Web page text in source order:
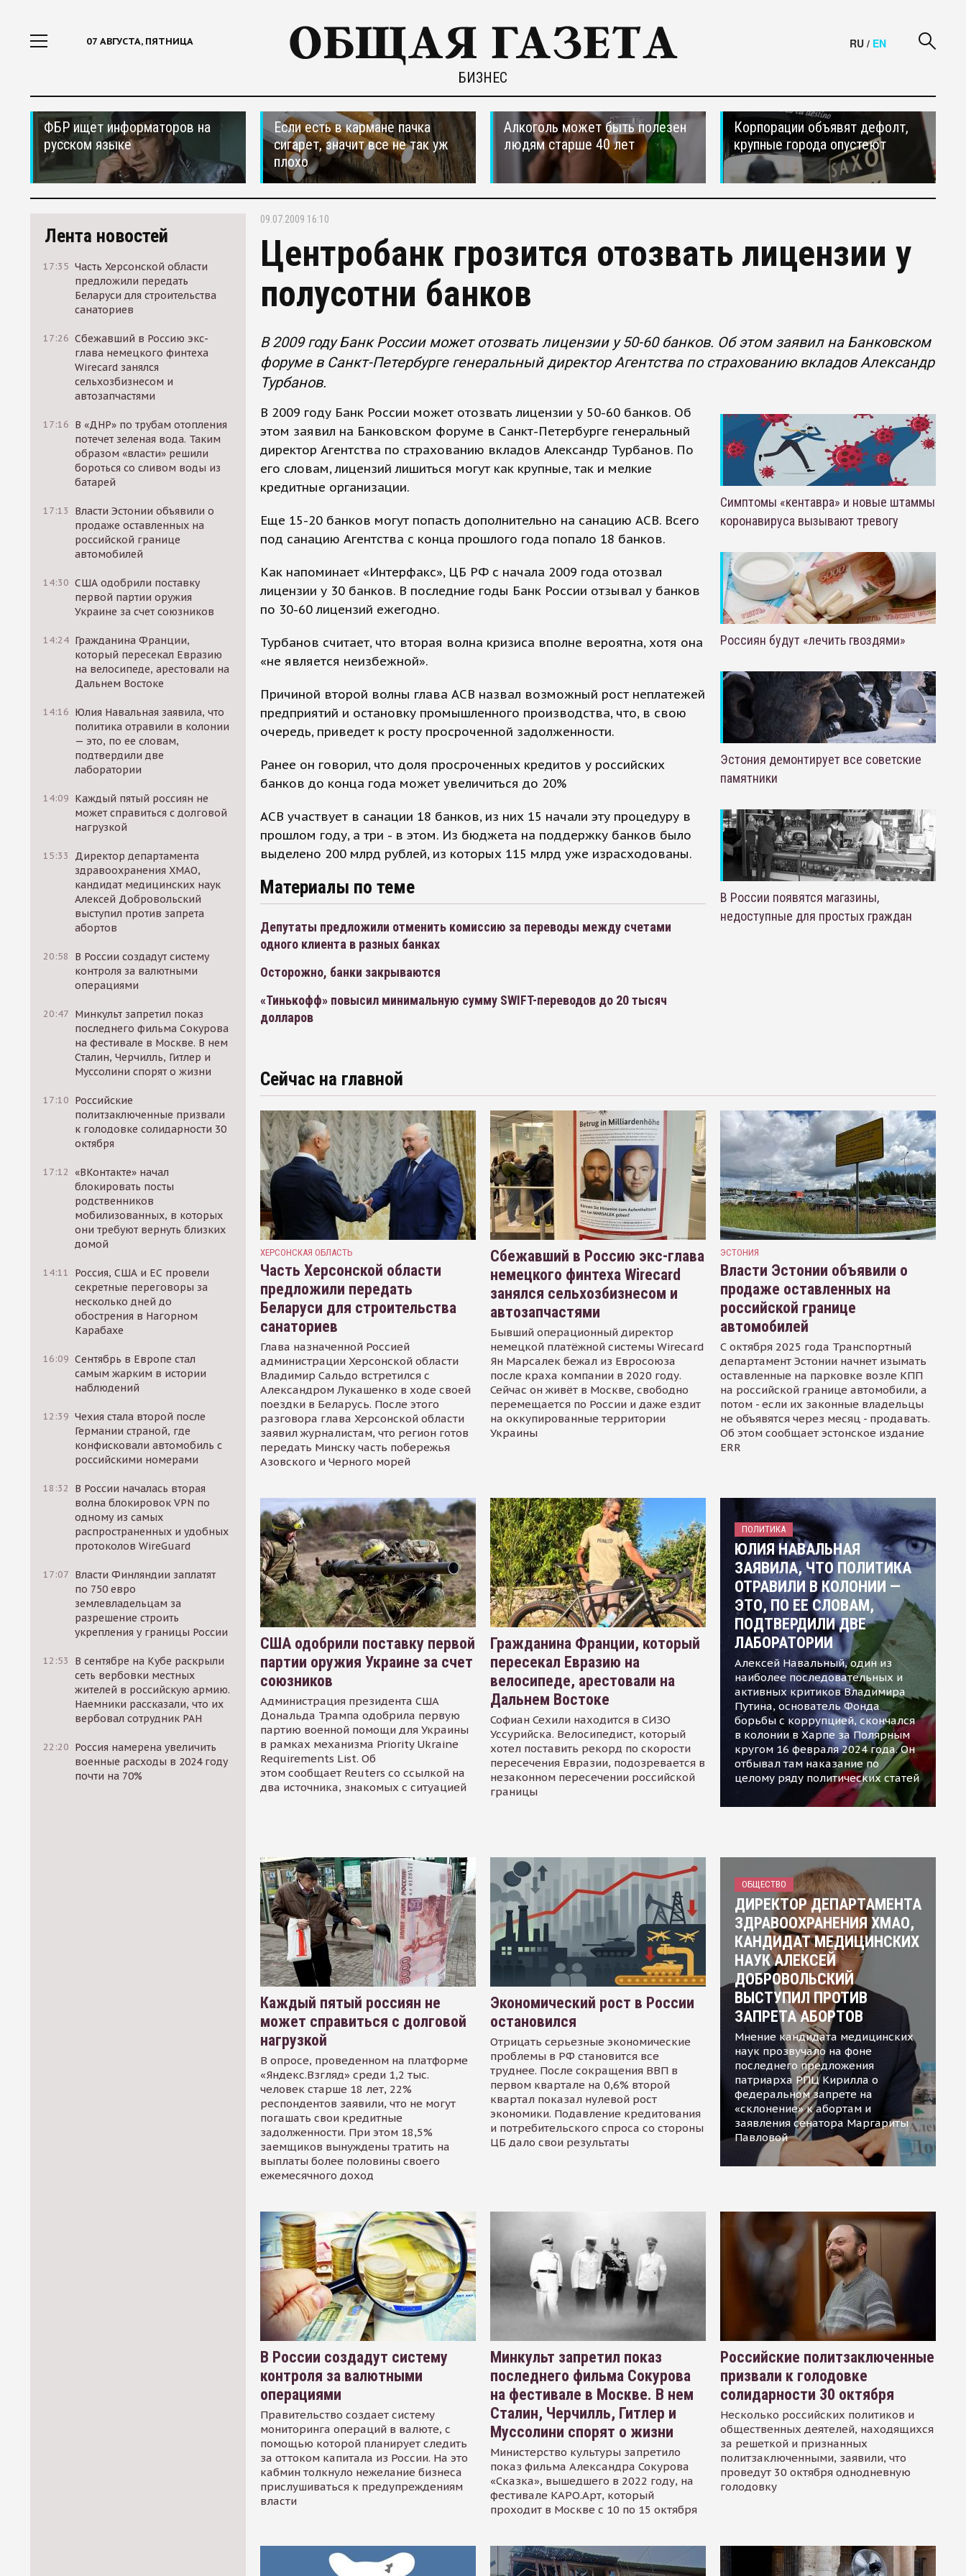
07 АВГУСТА, ПЯТНИЦА
БИЗНЕС
RU / EN
ФБР ищет информаторов на
русском языке
Если есть в кармане пачка
сигарет, значит все не так уж
плохо
Алкоголь может быть полезен
людям старше 40 лет
Корпорации объявят дефолт,
крупные города опустеют
Лента новостей
17:35 Часть Херсонской области
предложили передать
Беларуси для строительства
санаториев
17:26 Сбежавший в Россию экс-
глава немецкого финтеха
Wirecard занялся
сельхозбизнесом и
автозапчастями
17:16 В «ДНР» по трубам отопления
потечет зеленая вода. Таким
образом «власти» решили
бороться со сливом воды из
батарей
17:13
Власти Эстонии объявили о
продаже оставленных на
российской границе
автомобилей
14:30 США одобрили поставку
первой партии оружия
Украине за счет союзников
14:24 Гражданина Франции,
который пересекал Евразию
на велосипеде, арестовали на
Дальнем Востоке
14:16 Юлия Навальная заявила, что
политика отравили в колонии
— это, по ее словам,
подтвердили две
лаборатории
14:09 Каждый пятый россиян не
может справиться с долговой
нагрузкой
15:33
Директор департамента
здравоохранения ХМАО,
кандидат медицинских наук
Алексей Добровольский
выступил против запрета
абортов
20:58
В России создадут систему
контроля за валютными
операциями
20:47 Минкульт запретил показ
последнего фильма Сокурова
на фестивале в Москве. В нем
Сталин, Черчилль, Гитлер и
Муссолини спорят о жизни
17:10 Российские
политзаключенные призвали
к голодовке солидарности 30
октября
17:12 «ВКонтакте» начал
блокировать посты
родственников
мобилизованных, в которых
они требуют вернуть близких
домой
14:11
Россия, США и ЕС провели
секретные переговоры за
несколько дней до
обострения в Нагорном
Карабахе
16:09 Сентябрь в Европе стал
самым жарким в истории
наблюдений
12:39 Чехия стала второй после
Германии страной, где
конфисковали автомобиль с
российскими номерами
18:32
В России началась вторая
волна блокировок VPN по
одному из самых
распространенных и удобных
протоколов WireGuard
17:07 Власти Финляндии заплатят
по 750 евро
землевладельцам за
разрешение строить
укрепления у границы России
12:53
В сентябре на Кубе раскрыли
сеть вербовки местных
жителей в российскую армию.
Наемники рассказали, что их
вербовал сотрудник РАН
22:20 Россия намерена увеличить
военные расходы в 2024 году
почти на 70%
09.07.2009 16:10
Центробанк грозится отозвать лицензии у
полусотни банков
В 2009 году Банк России может отозвать лицензии у 50-60 банков. Об этом заявил на Банковском
форуме в Санкт-Петербурге генеральный директор Агентства по страхованию вкладов Александр
Турбанов.
В 2009 году Банк России может отозвать лицензии у 50-60 банков. Об
этом заявил на Банковском форуме в Санкт-Петербурге генеральный
директор Агентства по страхованию вкладов Александр Турбанов. По
его словам, лицензий лишиться могут как крупные, так и мелкие
кредитные организации.
Еще 15-20 банков могут попасть дополнительно на санацию АСВ. Всего
под санацию Агентства с конца прошлого года попало 18 банков.
Как напоминает «Интерфакс», ЦБ РФ с начала 2009 года отозвал
лицензии у 30 банков. В последние годы Банк России отзывал у банков
по 30-60 лицензий ежегодно.
Турбанов считает, что вторая волна кризиса вполне вероятна, хотя она
«не является неизбежной».
Причиной второй волны глава АСВ назвал возможный рост неплатежей
предприятий и остановку промышленного производства, что, в свою
очередь, приведет к росту просроченной задолженности.
Ранее он говорил, что доля просроченных кредитов у российских
банков до конца года может увеличиться до 20%
АСВ участвует в санации 18 банков, из них 15 начали эту процедуру в
прошлом году, а три - в этом. Из бюджета на поддержку банков было
выделено 200 млрд рублей, из которых 115 млрд уже израсходованы.
Материалы по теме
Депутаты предложили отменить комиссию за переводы между счетами
одного клиента в разных банках
Осторожно, банки закрываются
«Тинькофф» повысил минимальную сумму SWIFT-переводов до 20 тысяч
долларов
Симптомы «кентавра» и новые штаммы
коронавируса вызывают тревогу
Россиян будут «лечить гвоздями»
Эстония демонтирует все советские
памятники
В России появятся магазины,
недоступные для простых граждан
Сейчас на главной
ХЕРСОНСКАЯ ОБЛАСТЬ
Часть Херсонской области
предложили передать
Беларуси для строительства
санаториев
Глава назначенной Россией
администрации Херсонской области
Владимир Сальдо встретился с
Александром Лукашенко в ходе своей
поездки в Беларусь. После этого
разговора глава Херсонской области
заявил журналистам, что регион готов
передать Минску часть побережья
Азовского и Черного морей
Сбежавший в Россию экс-глава
немецкого финтеха Wirecard
занялся сельхозбизнесом и
автозапчастями
Бывший операционный директор
немецкой платёжной системы Wirecard
Ян Марсалек бежал из Евросоюза
после краха компании в 2020 году.
Сейчас он живёт в Москве, свободно
перемещается по России и даже ездит
на оккупированные территории
Украины
ЭСТОНИЯ
Власти Эстонии объявили о
продаже оставленных на
российской границе
автомобилей
С октября 2025 года Транспортный
департамент Эстонии начнет изымать
оставленные на парковке возле КПП
на российской границе автомобили, а
потом - если их законные владельцы
не объявятся через месяц - продавать.
Об этом сообщает эстонское издание
ERR
США одобрили поставку первой
партии оружия Украине за счет
союзников
Администрация президента США
Дональда Трампа одобрила первую
партию военной помощи для Украины
в рамках механизма Priority Ukraine
Requirements List. Об
этом сообщает Reuters со ссылкой на
два источника, знакомых с ситуацией
Гражданина Франции, который
пересекал Евразию на
велосипеде, арестовали на
Дальнем Востоке
Софиан Сехили находится в СИЗО
Уссурийска. Велосипедист, который
хотел поставить рекорд по скорости
пересечения Евразии, подозревается в
незаконном пересечении российской
границы
ПОЛИТИКА
ЮЛИЯ НАВАЛЬНАЯ
ЗАЯВИЛА, ЧТО ПОЛИТИКА
ОТРАВИЛИ В КОЛОНИИ —
ЭТО, ПО ЕЕ СЛОВАМ,
ПОДТВЕРДИЛИ ДВЕ
ЛАБОРАТОРИИ
Алексей Навальный, один из
наиболее последовательных и
активных критиков Владимира
Путина, основатель Фонда
борьбы с коррупцией, скончался
в колонии в Харпе за Полярным
кругом 16 февраля 2024 года. Он
отбывал там наказание по
целому ряду политических статей
Каждый пятый россиян не
может справиться с долговой
нагрузкой
В опросе, проведенном на платформе
«Яндекс.Взгляд» среди 1,2 тыс.
человек старше 18 лет, 22%
респондентов заявили, что не могут
погашать свои кредитные
задолженности. При этом 18,5%
заемщиков вынуждены тратить на
выплаты более половины своего
ежемесячного доход
Экономический рост в России
остановился
Отрицать серьезные экономические
проблемы в РФ становится все
труднее. После сокращения ВВП в
первом квартале на 0,6% второй
квартал показал нулевой рост
экономики. Подавление кредитования
и потребительского спроса со стороны
ЦБ дало свои результаты
ОБЩЕСТВО
ДИРЕКТОР ДЕПАРТАМЕНТА
ЗДРАВООХРАНЕНИЯ ХМАО,
КАНДИДАТ МЕДИЦИНСКИХ
НАУК АЛЕКСЕЙ
ДОБРОВОЛЬСКИЙ
ВЫСТУПИЛ ПРОТИВ
ЗАПРЕТА АБОРТОВ
Мнение кандидата медицинских
наук прозвучало на фоне
последнего предложения
патриарха РПЦ Кирилла о
федеральном запрете на
«склонение» к абортам и
заявления сенатора Маргариты
Павловой
В России создадут систему
контроля за валютными
операциями
Правительство создает систему
мониторинга операций в валюте, с
помощью которой планирует следить
за оттоком капитала из России. На это
кабмин толкнуло нежелание бизнеса
прислушиваться к предупреждениям
власти
Минкульт запретил показ
последнего фильма Сокурова
на фестивале в Москве. В нем
Сталин, Черчилль, Гитлер и
Муссолини спорят о жизни
Министерство культуры запретило
показ фильма Александра Сокурова
«Сказка», вышедшего в 2022 году, на
фестивале КАРО.Арт, который
проходит в Москве с 10 по 15 октября
Российские политзаключенные
призвали к голодовке
солидарности 30 октября
Несколько российских политиков и
общественных деятелей, находящихся
за решеткой и признанных
политзаключенными, заявили, что
проведут 30 октября однодневную
голодовку